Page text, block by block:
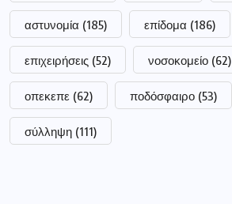
αστυνομία (185) επίδομα (186)
επιχειρήσεις (52) νοσοκομείο (62)
οπεκεπε (62) ποδόσφαιρο (53)
σύλληψη (111)